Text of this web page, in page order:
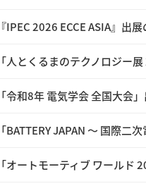
『IPEC 2026 ECCE ASIA』出
「人とくるまのテクノロジー
「令和8年 電気学会 全国大会
「BATTERY JAPAN ～ 国際二
「オートモーティブ ワールド